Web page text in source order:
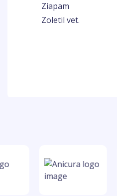
Ziapam
Zoletil vet.